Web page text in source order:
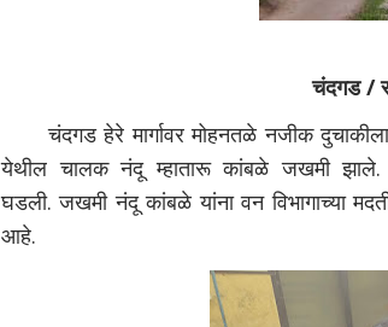
चंदगड /
चंदगड हेरे मार्गावर मोहनतळे नजीक
येथील चालक नंदू म्हातारू कांबळे जखमी झाले.
घडली.जखमी नंदू कांबळे यांना वन विभागाच्या
आहे.